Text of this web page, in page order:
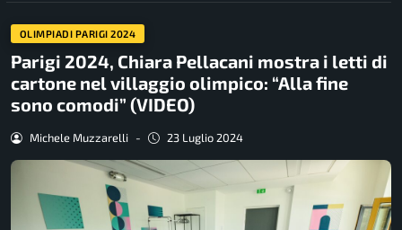
OLIMPIADI PARIGI 2024
Parigi 2024, Chiara Pellacani mostra i letti di
cartone nel villaggio olimpico: “Alla fine
sono comodi” (VIDEO)
Michele Muzzarelli - 23 Luglio 2024